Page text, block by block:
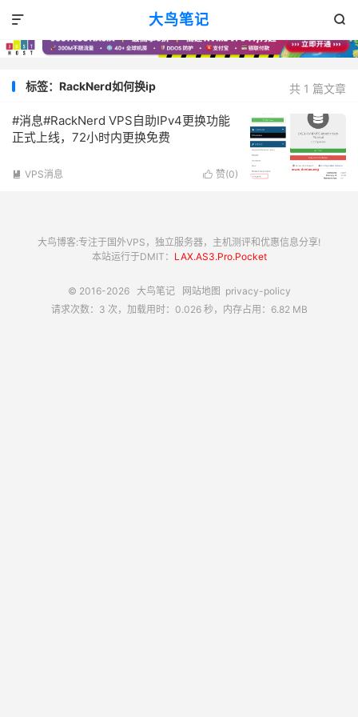
大鸟笔记 

共 1 篇文章
标签：RackNerd如何换ip
#消息#RackNerd VPS自助IPv4更换功能
正式上线，72小时内更换免费
 赞(0)
 VPS消息
大鸟博客:专注于国外VPS，独立服务器，主机测评和优惠信息分享!
本站运行于DMIT： LAX.AS3.Pro.Pocket
© 2016-2026 大鸟笔记 网站地图 privacy-policy
请求次数：3 次，加载用时：0.026 秒，内存占用：6.82 MB